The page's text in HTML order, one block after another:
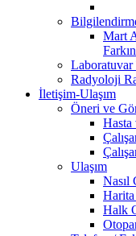
Mart
Laboratuvar
Radyoloji
İletişim-Ulaşım
Öneri ve
Hasta
Ulaşım
Nasıl
Halk